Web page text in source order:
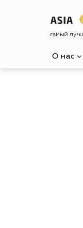
самый
О нас